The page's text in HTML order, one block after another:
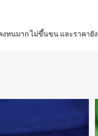
งทนมาก ไม่ขึ้นขน และราคา